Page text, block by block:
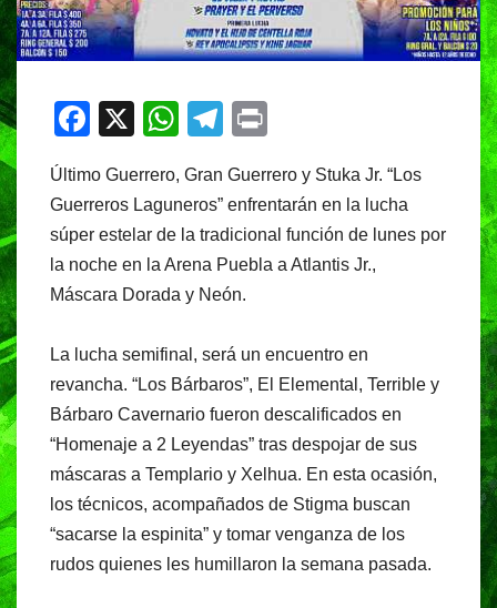
F
c
e
b
o
k
X
W
at
s
A
p
T
e
gr
a
m
t
Último Guerrero, Gran Guerrero y Stuka Jr. “Los
Guerreros Laguneros” enfrentarán en la lucha
súper estelar de la tradicional función de lunes por
la noche en la Arena Puebla a Atlantis Jr.,
Máscara Dorada y Neón.
La lucha semifinal, será un encuentro en
revancha. “Los Bárbaros”, El Elemental, Terrible y
Bárbaro Cavernario fueron descalificados en
“Homenaje a 2 Leyendas” tras despojar de sus
máscaras a Templario y Xelhua. En esta ocasión,
los técnicos, acompañados de Stigma buscan
“sacarse la espinita” y tomar venganza de los
rudos quienes les humillaron la semana pasada.